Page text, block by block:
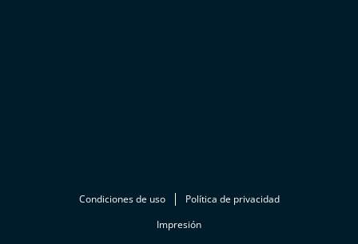
Condiciones de uso
Política de privacidad
Impresión